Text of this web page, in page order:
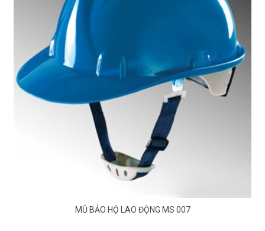
MŨ BẢO HỘ LAO ĐỘNG MS 007